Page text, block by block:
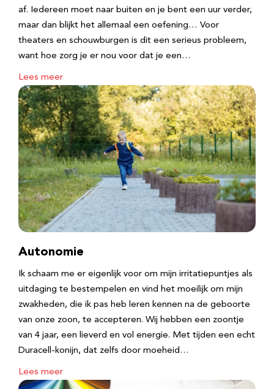
af. Iedereen moet naar buiten en je bent een uur verder,
maar dan blijkt het allemaal een oefening… Voor
theaters en schouwburgen is dit een serieus probleem,
want hoe zorg je er nou voor dat je een…
Lees meer
Autonomie
Ik schaam me er eigenlijk voor om mijn irritatiepuntjes als
uitdaging te bestempelen en vind het moeilijk om mijn
zwakheden, die ik pas heb leren kennen na de geboorte
van onze zoon, te accepteren. Wij hebben een zoontje
van 4 jaar, een lieverd en vol energie. Met tijden een echt
Duracell-konijn, dat zelfs door moeheid…
Lees meer